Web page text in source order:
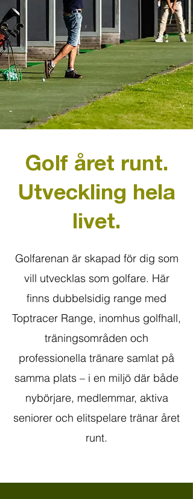
Golf året runt.
Utveckling hela
livet.
Golfarenan är skapad för dig som
vill utvecklas som golfare. Här
finns dubbelsidig range med
Toptracer Range, inomhus golfhall,
träningsområden och
professionella tränare samlat på
samma plats – i en miljö där både
nybörjare, medlemmar, aktiva
seniorer och elitspelare tränar året
runt.